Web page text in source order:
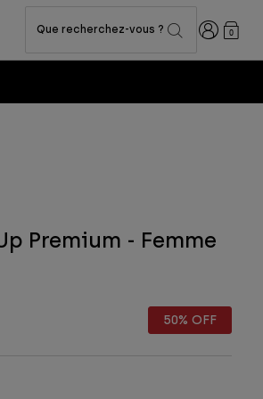
Que recherchez-vous ? Connexion
0
Premium - Femme
50% OFF